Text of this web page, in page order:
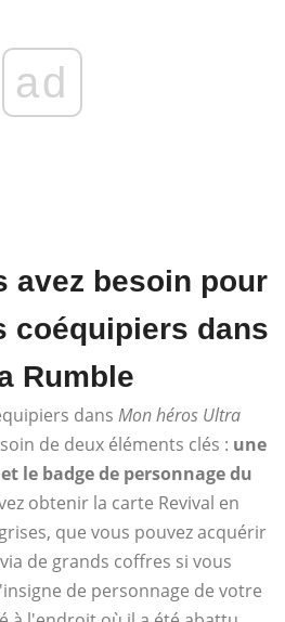
ad
avez besoin pour
coéquipiers dans
Rumble
dans Mon héros Ultra
de deux éléments clés : une
le badge de personnage du
obtenir la carte Revival en
que vous pouvez acquérir
de grands coffres si vous
de personnage de votre